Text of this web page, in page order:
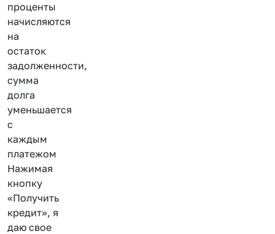
проценты
начисляются
на
остаток
задолженности,
сумма
долга
уменьшается
с
каждым
платежом
Нажимая
кнопку
«Получить
кредит», я
даю свое